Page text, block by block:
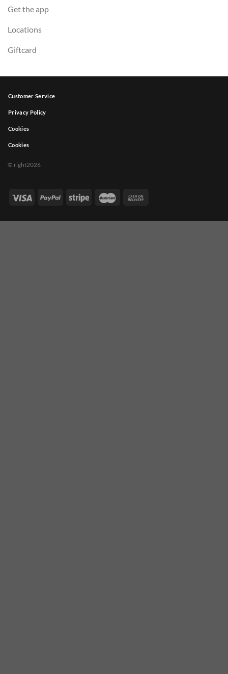
Get the app
Locations
Giftcard
Customer Service
Privacy Policy
Cookies
Cookies
© right2026